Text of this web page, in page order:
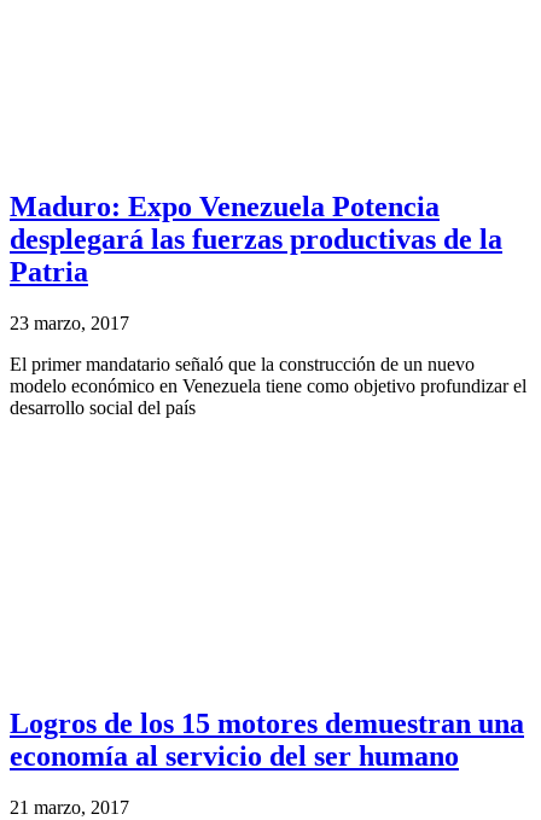
Maduro: Expo Venezuela Potencia
desplegará las fuerzas productivas de la
Patria
23 marzo, 2017
El primer mandatario señaló que la construcción de un nuevo
modelo económico en Venezuela tiene como objetivo profundizar el
desarrollo social del país
Logros de los 15 motores demuestran una
economía al servicio del ser humano
21 marzo, 2017